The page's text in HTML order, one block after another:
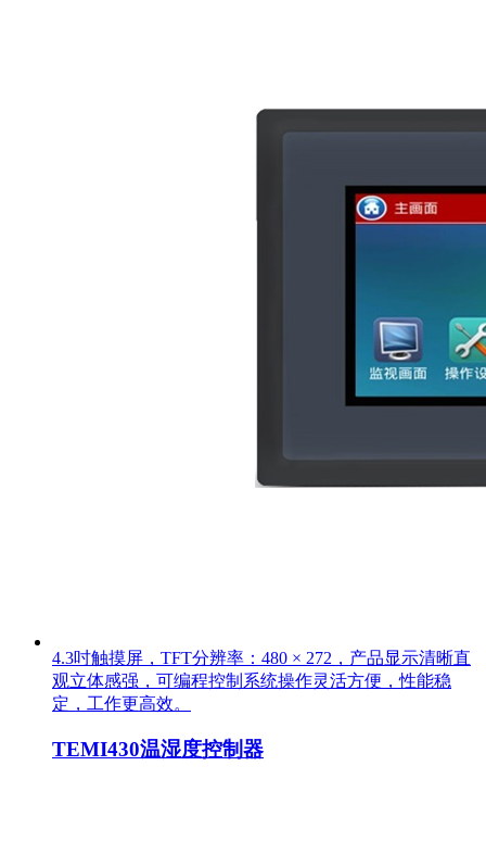
4.3吋触摸屏，TFT分辨率：480 × 272，产品显示清晰直
观立体感强，可编程控制系统操作灵活方便，性能稳
定，工作更高效。
TEMI430温湿度控制器